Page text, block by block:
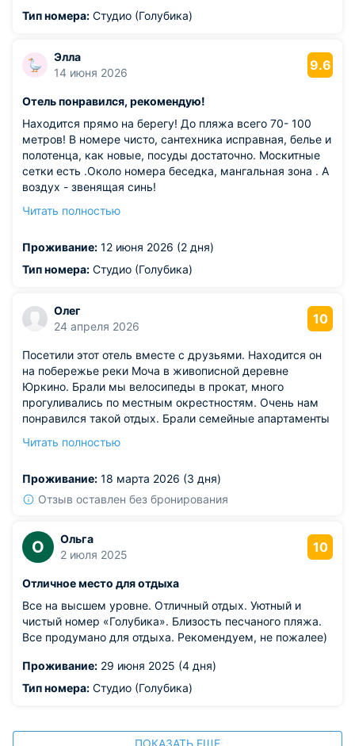
Тип номера: Студио (Голубика)
Элла
14 июня 2026
9.6
Отель понравился, рекомендую!
Находится прямо на берегу! До пляжа всего 70- 100
метров! В номере чисто, сантехника исправная, белье и
полотенца, как новые, посуды достаточно. Москитные
сетки есть .Около номера беседка, мангальная зона . А
воздух - звенящая синь!
номере хорошо бы поставить если не кондиционер, то
сильно нагревается).
Читать полностью
Проживание: 12 июня 2026 (2 дня)
Тип номера: Студио (Голубика)
Олег
24 апреля 2026
10
Посетили этот отель вместе с друзьями. Находится он
на побережье реки Моча в живописной деревне
Юркино. Брали мы велосипеды в прокат, много
прогуливались по местным окрестностям. Очень нам
понравился такой отдых. Брали семейные апартаменты
мы как раз разделились на два домика. Понравилось
подведены и спальные места в хорошем состоянии.
Рекомендуем!
Читать полностью
Проживание: 18 марта 2026 (3 дня)
Отзыв оставлен без бронирования
О
Ольга
2 июля 2025
10
Отличное место для отдыха
Все на высшем уровне. Отличный отдых. Уютный и
чистый номер «Голубика». Близость песчаного пляжа.
Все продумано для отдыха. Рекомендуем, не пожалее)
Проживание: 29 июня 2025 (4 дня)
Тип номера: Студио (Голубика)
ПОКАЗАТЬ ЕЩЕ